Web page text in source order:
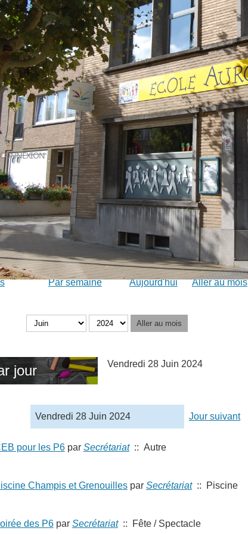
CONNEXION
Calendrier
Par semaine Aujourd'hui Aller au mois
Aller au mois
jour Vendredi 28 Juin 2024
Vendredi 28 Juin 2024 Jour suivant
pour les P6par Secrétariat:: Autre
Champis et Grenouillespar Secrétariat:: Piscine
des P6par Secrétariat:: Fête / Spectacle